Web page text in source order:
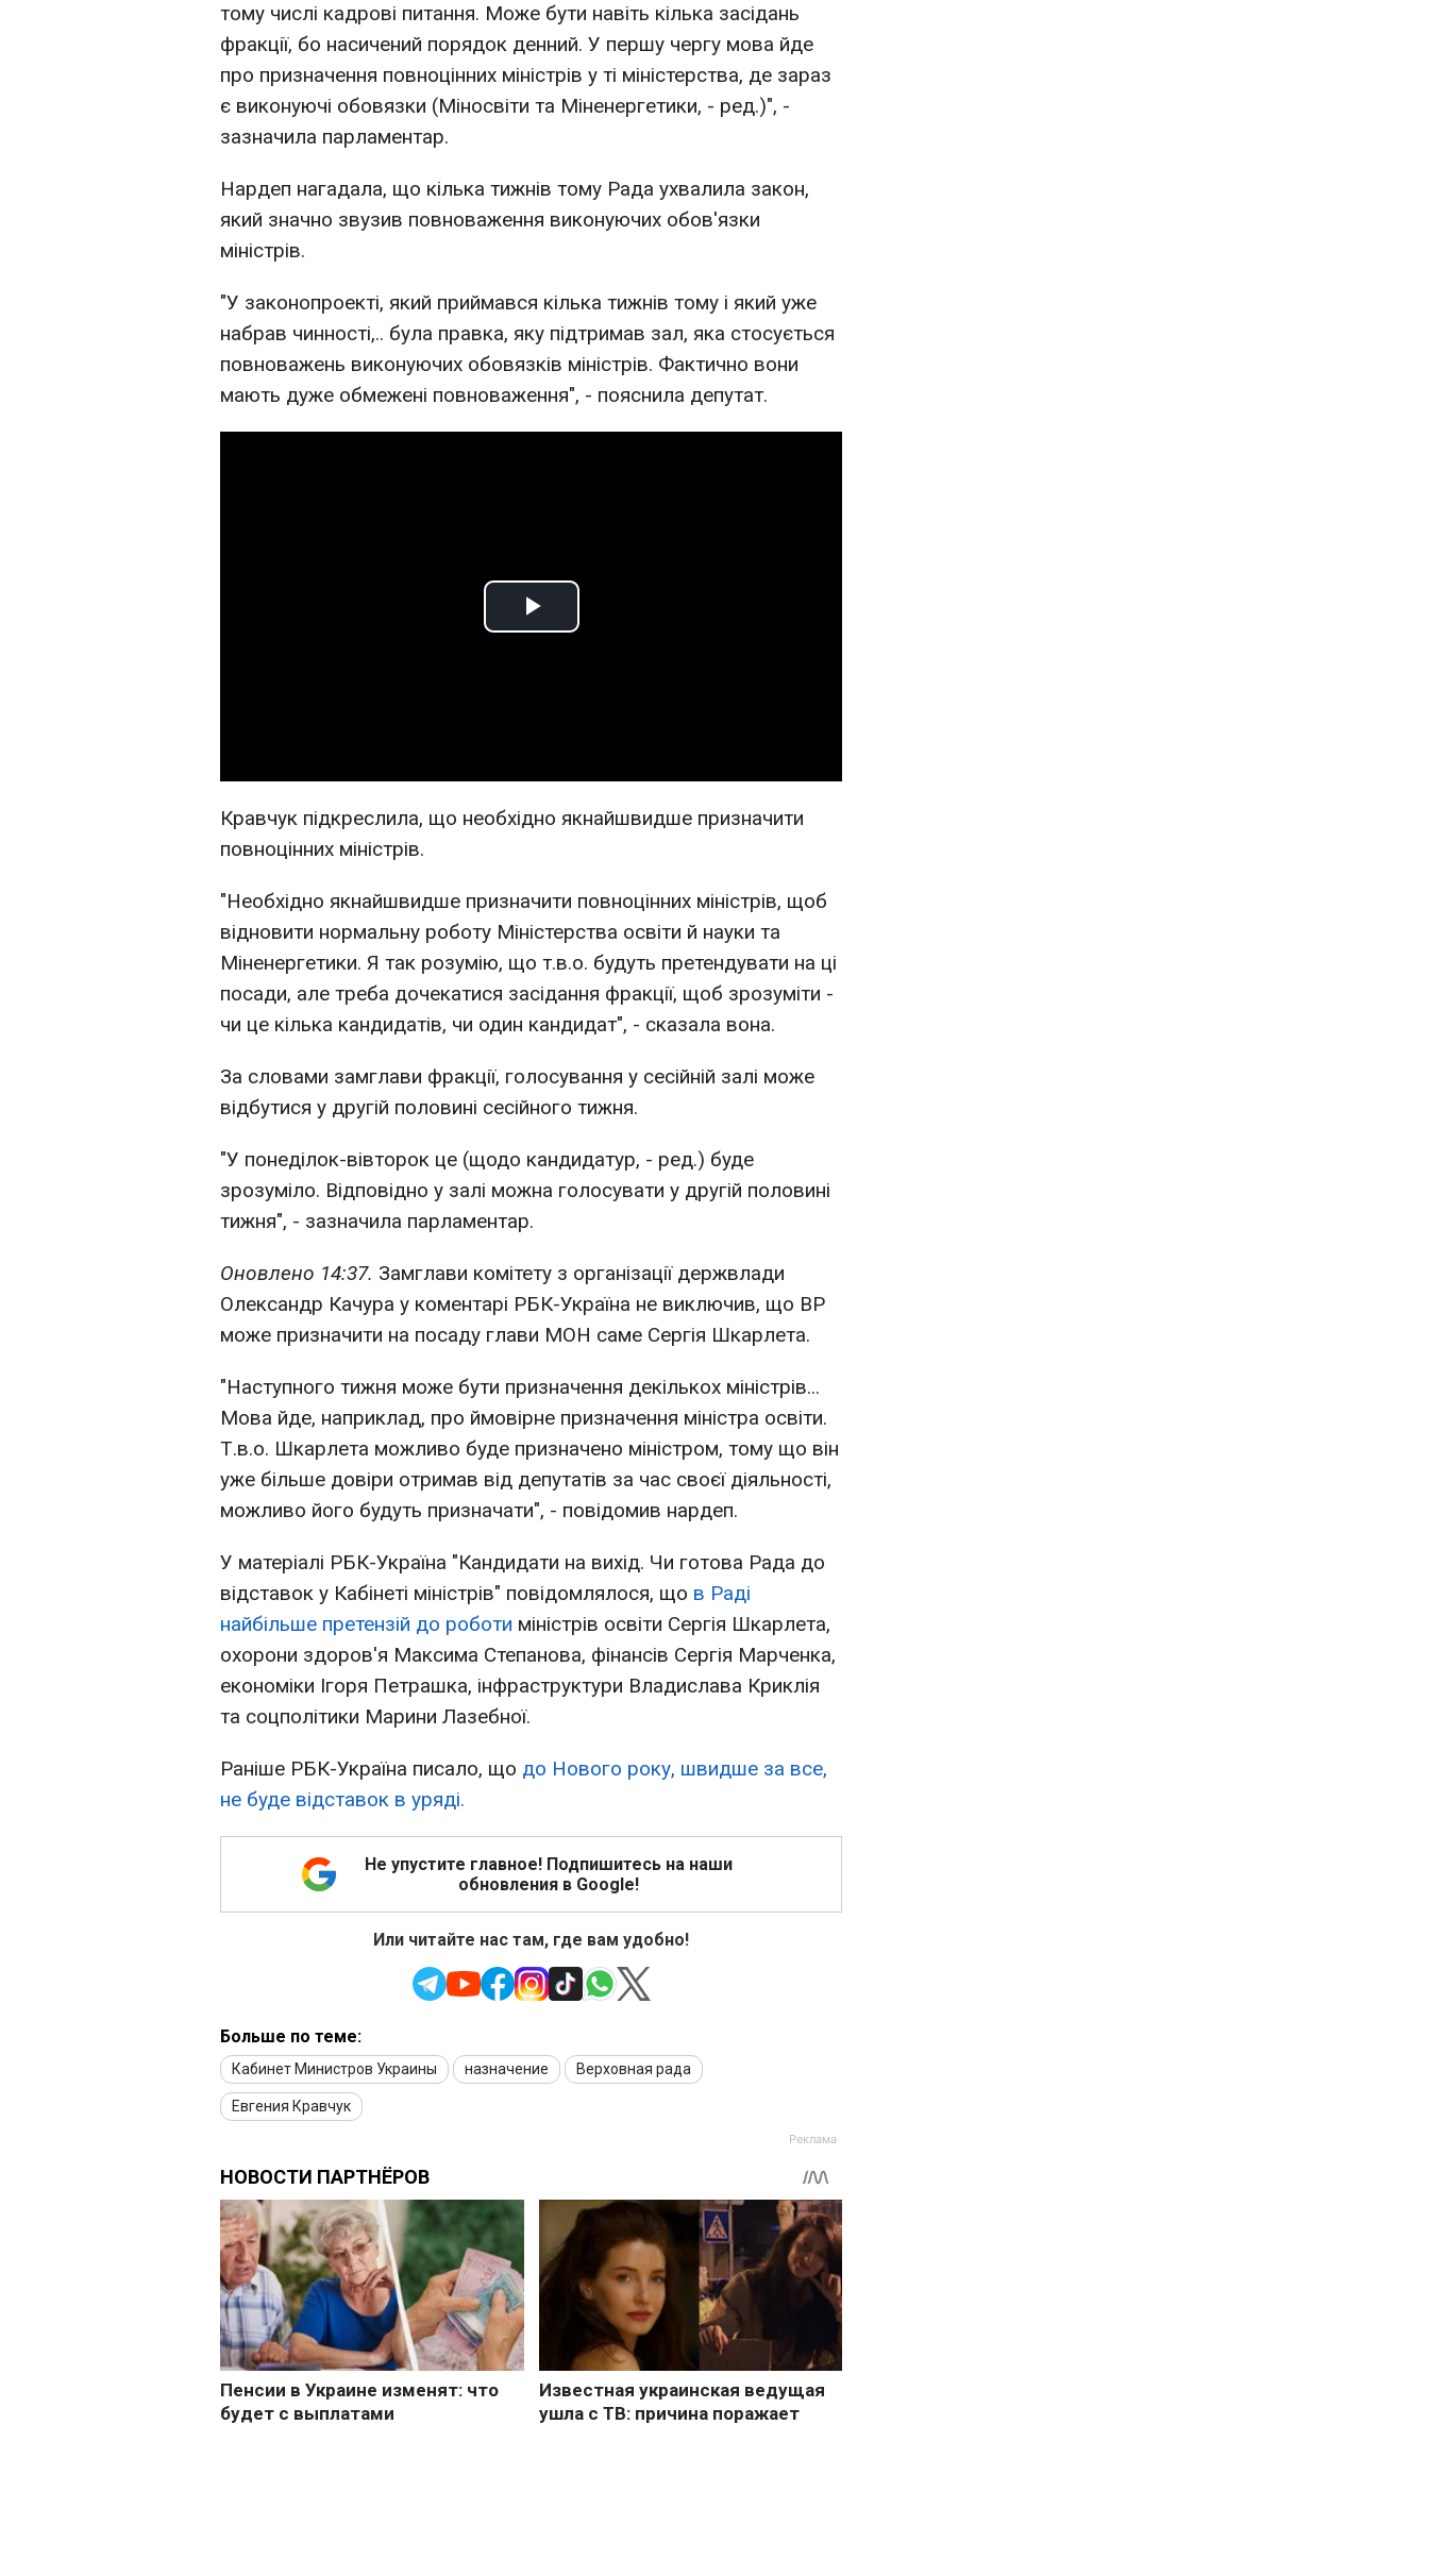
тому числі кадрові питання. Може бути навіть кілька засідань
фракції, бо насичений порядок денний. У першу чергу мова йде
про призначення повноцінних міністрів у ті міністерства, де зараз
є виконуючі обовязки (Міносвіти та Міненергетики, - ред.)", -
зазначила парламентар.
Нардеп нагадала, що кілька тижнів тому Рада ухвалила закон,
який значно звузив повноваження виконуючих обов'язки
міністрів.
"У законопроекті, який приймався кілька тижнів тому і який уже
набрав чинності,.. була правка, яку підтримав зал, яка стосується
повноважень виконуючих обовязків міністрів. Фактично вони
мають дуже обмежені повноваження", - пояснила депутат.
Play
Кравчук підкреслила, що необхідно якнайшвидше призначити
повноцінних міністрів.
"Необхідно якнайшвидше призначити повноцінних міністрів, щоб
відновити нормальну роботу Міністерства освіти й науки та
Міненергетики. Я так розумію, що т.в.о. будуть претендувати на ці
посади, але треба дочекатися засідання фракції, щоб зрозуміти -
чи це кілька кандидатів, чи один кандидат", - сказала вона.
За словами замглави фракції, голосування у сесійній залі може
відбутися у другій половині сесійного тижня.
"У понеділок-вівторок це (щодо кандидатур, - ред.) буде
зрозуміло. Відповідно у залі можна голосувати у другій половині
тижня", - зазначила парламентар.
Оновлено 14:37. Замглави комітету з організації держвлади
Олександр Качура у коментарі РБК-Україна не виключив, що ВР
може призначити на посаду глави МОН саме Сергія Шкарлета.
"Наступного тижня може бути призначення декількох міністрів...
Мова йде, наприклад, про ймовірне призначення міністра освіти.
Т.в.о. Шкарлета можливо буде призначено міністром, тому що він
уже більше довіри отримав від депутатів за час своєї діяльності,
можливо його будуть призначати", - повідомив нардеп.
У матеріалі РБК-Україна "Кандидати на вихід. Чи готова Рада до
відставок у Кабінеті міністрів" повідомлялося, що в Раді
найбільше претензій до роботи міністрів освіти Сергія Шкарлета,
охорони здоров'я Максима Степанова, фінансів Сергія Марченка,
економіки Ігоря Петрашка, інфраструктури Владислава Криклія
та соцполітики Марини Лазебної.
Раніше РБК-Україна писало, що до Нового року, швидше за все,
не буде відставок в уряді.
Не упустите главное! Подпишитесь на наши
обновления в Google!
Или читайте нас там, где вам удобно!
Больше по теме:
Кабинет Министров Украины назначение Верховная рада
Евгения Кравчук